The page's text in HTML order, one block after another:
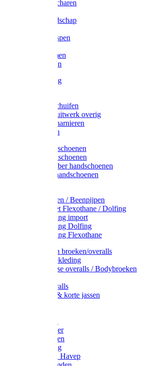
Tangen / Scharen
Meetgereedschap
Vijlen / Raspen
Lijmklemmen
Waterpassen
Bouwbeslag
Grendels/schuifen
Hang en sluitwerk overig
Hengen/scharnieren
Scharnieren
Latex handschoenen
Leren handschoenen
PVC / Rubber handschoenen
Katoenen handschoenen
Plukmouwen / Beenpijpen
Reparatieset Flexothane / Dolfing
Regenkleding import
Regenkleding Dolfing
Regenkleding Flexothane
Toebehoren broeken/overalls
Signalisatiekleding
Amerikaanse overalls / Bodybroeken
Kinderoveralls
Stofjassen & korte jassen
Bodywarmer
Werkbroeken
Zaagkleding
Werkjassen Havep